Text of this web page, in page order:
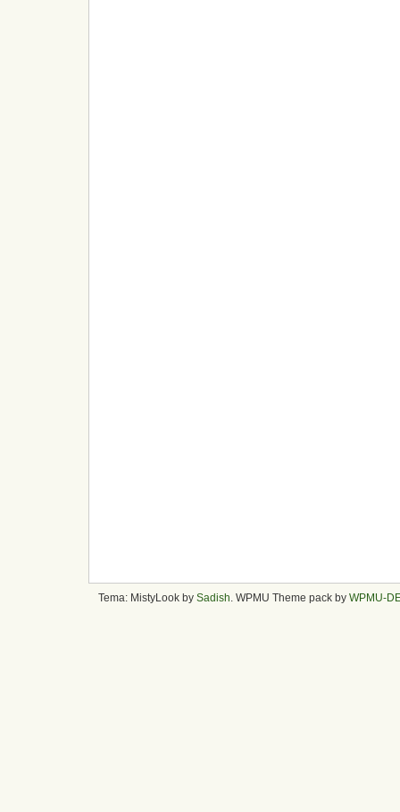
Tema: MistyLook by Sadish . WPMU Theme pack by WPMU-